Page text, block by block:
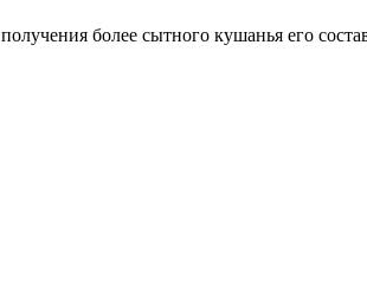
более сытного кушанья его